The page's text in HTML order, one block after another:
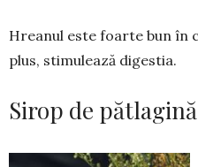
Hreanul este foarte bun în
plus, stimulează diges­tia.
Sirop de